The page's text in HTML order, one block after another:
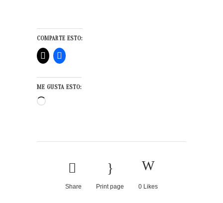
COMPARTE ESTO:
ME GUSTA ESTO:
Cargando...
Share Print page 0 Likes